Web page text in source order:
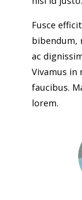
Fusce
bibendum,
ac
Vivamus in
faucibus.
lorem.